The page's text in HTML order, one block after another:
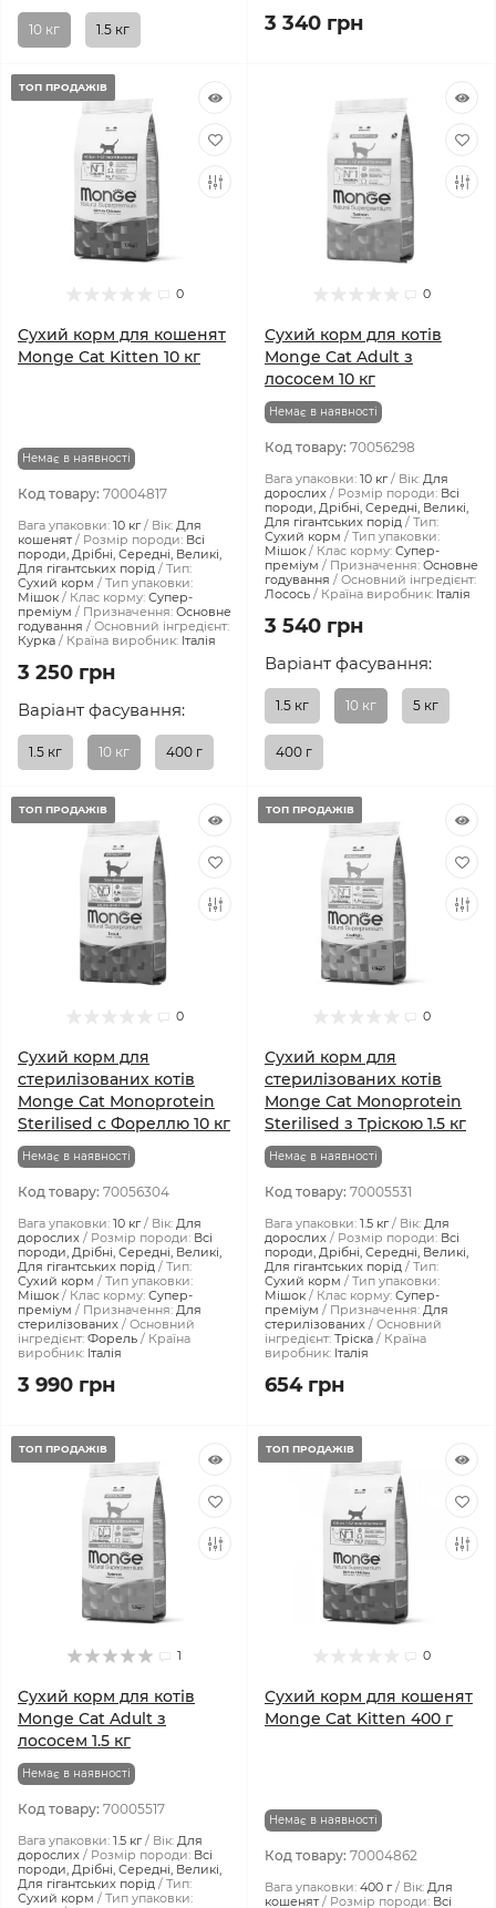
10 кг 1.5 кг 3 340 грн
ТОП ПРОДАЖІВ
0
Сухий корм для кошенят
Monge Cat Kitten 10 кг
Немає в наявності
Код товару: 70004817
Вага упаковки: 10 кг Вік: Для
кошенят
Розмір породи: Всі
породи, Дрібні, Середні, Великі,
Для гігантських порід
Тип:
Сухий корм
Тип упаковки:
Мішок
Клас корму: Супер-
преміум
Призначення: Основне
годування
Основний інгредієнт:
Курка
Країна виробник: Італія
3 250 грн
Варіант фасування:
1.5 кг 10 кг 400 г
0
Сухий корм для котів
Monge Cat Adult з
лососем 10 кг
Немає в наявності
Код товару: 70056298
Вага упаковки: 10 кг Вік: Для
дорослих
Розмір породи: Всі
породи, Дрібні, Середні, Великі,
Для гігантських порід
Тип:
Сухий корм
Тип упаковки:
Мішок
Клас корму: Супер-
преміум
Призначення: Основне
годування
Основний інгредієнт:
Лосось
Країна виробник: Італія
3 540 грн
Варіант фасування:
1.5 кг 10 кг 5 кг
400 г
ТОП ПРОДАЖІВ
0
Сухий корм для
стерилізованих котів
Monge Cat Monoprotein
Sterilised с Фореллю 10 кг
Немає в наявності
Код товару: 70056304
Вага упаковки: 10 кг Вік: Для
дорослих
Розмір породи: Всі
породи, Дрібні, Середні, Великі,
Для гігантських порід
Тип:
Сухий корм
Тип упаковки:
Мішок
Клас корму: Супер-
преміум
Призначення: Для
стерилізованих
Основний
інгредієнт: Форель
Країна
виробник: Італія
3 990 грн
ТОП ПРОДАЖІВ
0
Сухий корм для
стерилізованих котів
Monge Cat Monoprotein
Sterilised з Тріскою 1.5 кг
Немає в наявності
Код товару: 70005531
Вага упаковки: 1.5 кг Вік: Для
дорослих
Розмір породи: Всі
породи, Дрібні, Середні, Великі,
Для гігантських порід
Тип:
Сухий корм
Тип упаковки:
Мішок
Клас корму: Супер-
преміум
Призначення: Для
стерилізованих
Основний
інгредієнт: Тріска
Країна
виробник: Італія
654 грн
ТОП ПРОДАЖІВ
1
Сухий корм для котів
Monge Cat Adult з
лососем 1.5 кг
Немає в наявності
Код товару: 70005517
Вага упаковки: 1.5 кг Вік: Для
дорослих
Розмір породи: Всі
породи, Дрібні, Середні, Великі,
Для гігантських порід
Тип:
Сухий корм
Тип упаковки:
ТОП ПРОДАЖІВ
0
Сухий корм для кошенят
Monge Cat Kitten 400 г
Немає в наявності
Код товару: 70004862
Вага упаковки: 400 г Вік: Для
кошенят
Розмір породи: Всі